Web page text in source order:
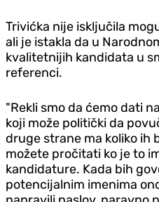
Trivićka nije isključila
ali je istakla da u
kvalitetnijih kandidata u
referenci.
"Rekli smo da ćemo dati
koji može politički da
druge strane ma koliko ih
možete pročitati ko je to
kandidature. Kada bih
potencijalnim imenima